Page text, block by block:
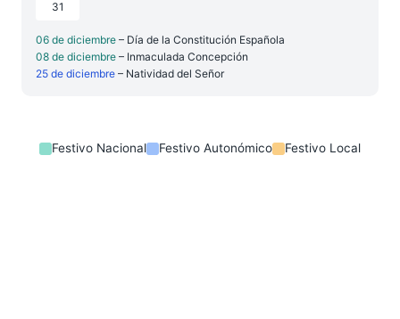
31
06 de diciembre – Día de la Constitución Española
08 de diciembre – Inmaculada Concepción
25 de diciembre – Natividad del Señor
Festivo Nacional Festivo Autonómico Festivo Local